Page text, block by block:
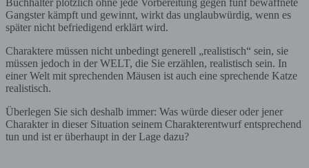
Buchhalter plötzlich ohne jede Vorbereitung gegen fünf bewaffnete
Gangster kämpft und gewinnt, wirkt das unglaubwürdig, wenn es
später nicht befriedigend erklärt wird.
Charaktere müssen nicht unbedingt generell „realistisch“ sein, sie
müssen jedoch in der WELT, die Sie erzählen, realistisch sein. In
einer Welt mit sprechenden Mäusen ist auch eine sprechende Katze
realistisch.
Überlegen Sie sich deshalb immer: Was würde dieser oder jener
Charakter in dieser Situation seinem Charakterentwurf entsprechend
tun und ist er überhaupt in der Lage dazu?